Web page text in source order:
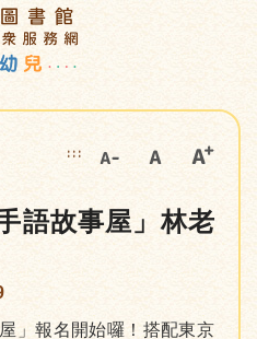
:::
語故事屋」林老
」報名開始囉！搭配東京